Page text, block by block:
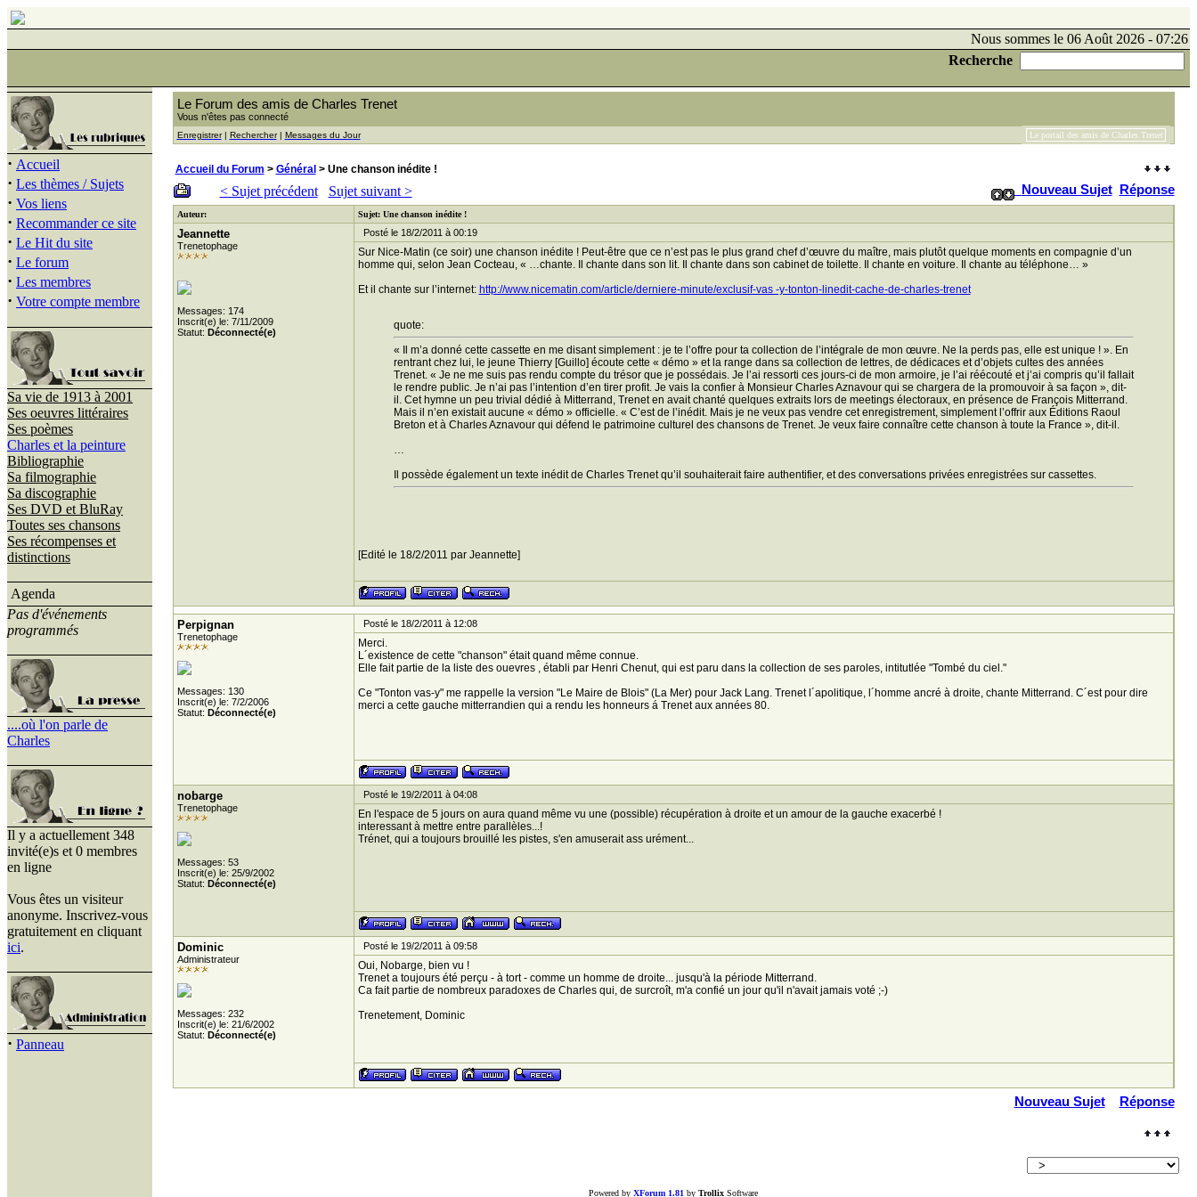
Nous sommes le 06 Août 2026 - 07:26
Recherche
· Accueil
· Les thèmes / Sujets
· Vos liens
· Recommander ce site
· Le Hit du site
· Le forum
· Les membres
· Votre compte membre
Sa vie de 1913 à 2001
Ses oeuvres littéraires
Ses poèmes
Charles et la peinture
Bibliographie
Sa filmographie
Sa discographie
Ses DVD et BluRay
Toutes ses chansons
Ses récompenses et
distinctions
Agenda
Pas d'événements
programmés
....où l'on parle de
Charles
Il y a actuellement 348
invité(e)s et 0 membres
en ligne
Vous êtes un visiteur
anonyme. Inscrivez-vous
gratuitement en cliquant
ici.
· Panneau
Le Forum des amis de Charles Trenet
Vous n'êtes pas connecté
Enregistrer| Rechercher| Messages du Jour Le portail des amis de Charles Trenet
Accueil du Forum > Général > Une chanson inédite !
< Sujet précédent Sujet suivant > Nouveau Sujet Réponse
Auteur: Sujet: Une chanson inédite !
Jeannette
Trenetophage
Messages: 174
Inscrit(e) le: 7/11/2009
Statut: Déconnecté(e)
Posté le 18/2/2011 à 00:19
Sur Nice-Matin (ce soir) une chanson inédite ! Peut-être que ce n’est pas le plus grand chef d’œuvre du maître, mais plutôt quelque moments en compagnie d’un
homme qui, selon Jean Cocteau, « …chante. Il chante dans son lit. Il chante dans son cabinet de toilette. Il chante en voiture. Il chante au téléphone… »
Et il chante sur l’internet: http://www.nicematin.com/article/derniere-minute/exclusif-vas -y-tonton-linedit-cache-de-charles-trenet
quote:
« Il m’a donné cette cassette en me disant simplement : je te l’offre pour ta collection de l’intégrale de mon œuvre. Ne la perds pas, elle est unique ! ». En
rentrant chez lui, le jeune Thierry [Guillo] écoute cette « démo » et la range dans sa collection de lettres, de dédicaces et d’objets cultes des années
Trenet. « Je ne me suis pas rendu compte du trésor que je possédais. Je l’ai ressorti ces jours-ci de mon armoire, je l’ai réécouté et j’ai compris qu’il fallait
le rendre public. Je n’ai pas l’intention d’en tirer profit. Je vais la confier à Monsieur Charles Aznavour qui se chargera de la promouvoir à sa façon », dit-
il. Cet hymne un peu trivial dédié à Mitterrand, Trenet en avait chanté quelques extraits lors de meetings électoraux, en présence de François Mitterrand.
Mais il n’en existait aucune « démo » officielle. « C’est de l’inédit. Mais je ne veux pas vendre cet enregistrement, simplement l’offrir aux Éditions Raoul
Breton et à Charles Aznavour qui défend le patrimoine culturel des chansons de Trenet. Je veux faire connaître cette chanson à toute la France », dit-il.
…
Il possède également un texte inédit de Charles Trenet qu’il souhaiterait faire authentifier, et des conversations privées enregistrées sur cassettes.
[Edité le 18/2/2011 par Jeannette]
Perpignan
Trenetophage
Messages: 130
Inscrit(e) le: 7/2/2006
Statut: Déconnecté(e)
Posté le 18/2/2011 à 12:08
Merci.
L´existence de cette "chanson" était quand même connue.
Elle fait partie de la liste des ouevres , établi par Henri Chenut, qui est paru dans la collection de ses paroles, intitutlée "Tombé du ciel."
Ce "Tonton vas-y" me rappelle la version "Le Maire de Blois" (La Mer) pour Jack Lang. Trenet l´apolitique, l´homme ancré à droite, chante Mitterrand. C´est pour dire
merci a cette gauche mitterrandien qui a rendu les honneurs á Trenet aux années 80.
nobarge
Trenetophage
Messages: 53
Inscrit(e) le: 25/9/2002
Statut: Déconnecté(e)
Posté le 19/2/2011 à 04:08
En l'espace de 5 jours on aura quand même vu une (possible) récupération à droite et un amour de la gauche exacerbé !
interessant à mettre entre parallèles...!
Trénet, qui a toujours brouillé les pistes, s'en amuserait ass urément...
Dominic
Administrateur
Messages: 232
Inscrit(e) le: 21/6/2002
Statut: Déconnecté(e)
Posté le 19/2/2011 à 09:58
Oui, Nobarge, bien vu !
Trenet a toujours été perçu - à tort - comme un homme de droite... jusqu'à la période Mitterrand.
Ca fait partie de nombreux paradoxes de Charles qui, de surcroît, m'a confié un jour qu'il n'avait jamais voté ;-)
Trenetement, Dominic
Nouveau Sujet Réponse
Powered by XForum 1.81 by Trollix Software